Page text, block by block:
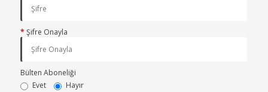
Şifre Onayla
Bülten Aboneliği
Evet
Hayır